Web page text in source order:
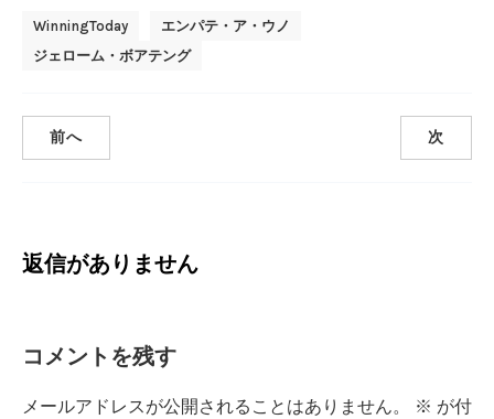
WinningToday
エンパテ・ア・ウノ
ジェローム・ボアテング
前へ 次
返信がありません
コメントを残す
メールアドレスが公開されることはありません。 ※ が付